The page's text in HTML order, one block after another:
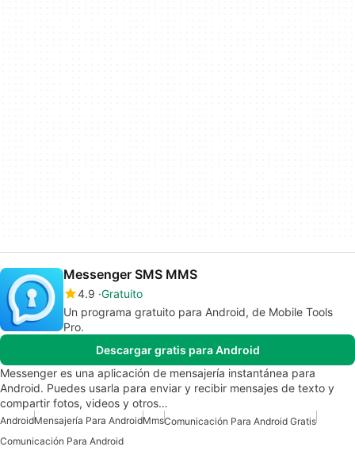
Messenger SMS MMS
4.9 Gratuito
Un programa gratuito para Android, de Mobile Tools
Pro.
Descargar gratis para Android
Messenger es una aplicación de mensajería instantánea para
Android. Puedes usarla para enviar y recibir mensajes de texto y
compartir fotos, videos y otros…
AndroidMensajería Para AndroidMmsComunicación Para Android Gratis
Comunicación Para Android